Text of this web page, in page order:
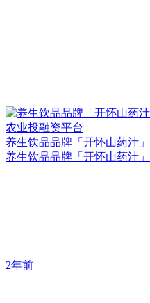
养生饮品品牌「开怀山药汁
养生饮品品牌「开怀山药汁
2年前